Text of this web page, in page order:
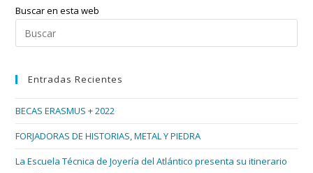
Buscar en esta web
Entradas Recientes
BECAS ERASMUS + 2022
FORJADORAS DE HISTORIAS, METAL Y PIEDRA
La Escuela Técnica de Joyería del Atlántico presenta su itinerario